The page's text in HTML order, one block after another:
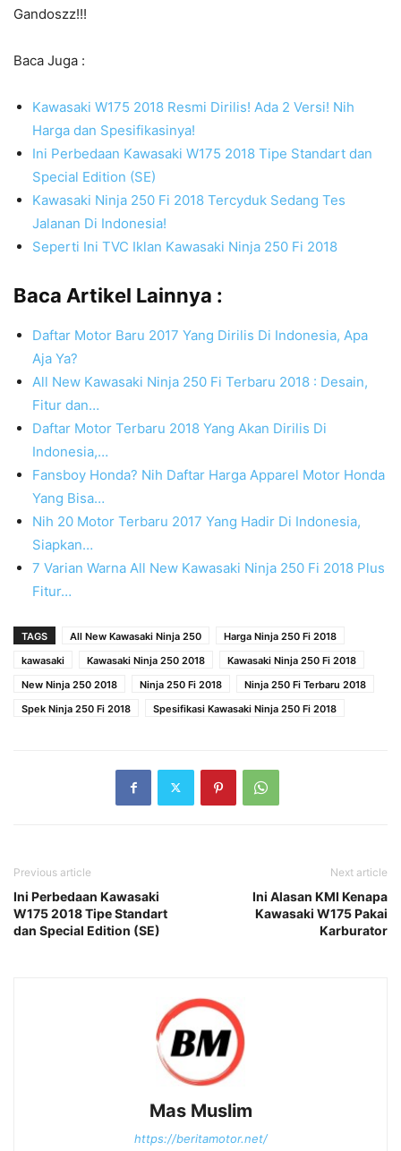
Gandoszz!!!
Baca Juga :
Kawasaki W175 2018 Resmi Dirilis! Ada 2 Versi! Nih
Harga dan Spesifikasinya!
Ini Perbedaan Kawasaki W175 2018 Tipe Standart dan
Special Edition (SE)
Kawasaki Ninja 250 Fi 2018 Tercyduk Sedang Tes
Jalanan Di Indonesia!
Seperti Ini TVC Iklan Kawasaki Ninja 250 Fi 2018
Baca Artikel Lainnya :
Daftar Motor Baru 2017 Yang Dirilis Di Indonesia, Apa
Aja Ya?
All New Kawasaki Ninja 250 Fi Terbaru 2018 : Desain,
Fitur dan…
Daftar Motor Terbaru 2018 Yang Akan Dirilis Di
Indonesia,…
Fansboy Honda? Nih Daftar Harga Apparel Motor Honda
Yang Bisa…
Nih 20 Motor Terbaru 2017 Yang Hadir Di Indonesia,
Siapkan…
7 Varian Warna All New Kawasaki Ninja 250 Fi 2018 Plus
Fitur…
TAGS All New Kawasaki Ninja 250
Harga Ninja 250 Fi 2018
kawasaki
Kawasaki Ninja 250 2018
Kawasaki Ninja 250 Fi 2018
New Ninja 250 2018
Ninja 250 Fi 2018
Ninja 250 Fi Terbaru 2018
Spek Ninja 250 Fi 2018
Spesifikasi Kawasaki Ninja 250 Fi 2018
Previous article
Ini Perbedaan Kawasaki
W175 2018 Tipe Standart
dan Special Edition (SE)
Next article
Ini Alasan KMI Kenapa
Kawasaki W175 Pakai
Karburator
Mas Muslim
https://beritamotor.net/